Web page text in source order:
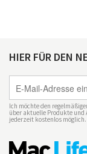
HIER FÜR DEN
Ich möchte den
über aktuelle Produkte und
jederzeit kostenlos